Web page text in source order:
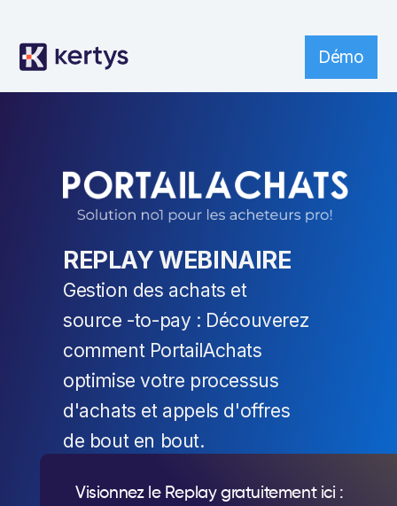
Démo
REPLAY WEBINAIRE
Gestion des achats et
source -to-pay : Découverez
comment PortailAchats
optimise votre processus
d'achats et appels d'offres
de bout en bout.
Visionnez le Replay gratuitement ici :